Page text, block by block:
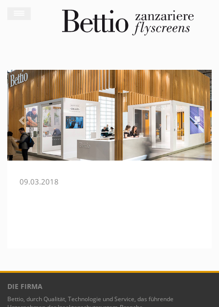
Previous Next
09.03.2018
DIE FIRMA
Bettio, durch Qualität, Technologie und Service, das führende